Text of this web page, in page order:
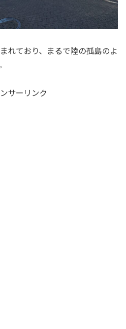
れており、まるで陸の孤島のよ
サーリンク